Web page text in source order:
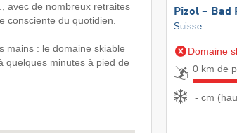
avec de nombreux retraites
consciente du quotidien.
mains : le domaine skiable
quelques minutes à pied de
Pizol – Bad
Suisse
Domaine
0 km de
- cm